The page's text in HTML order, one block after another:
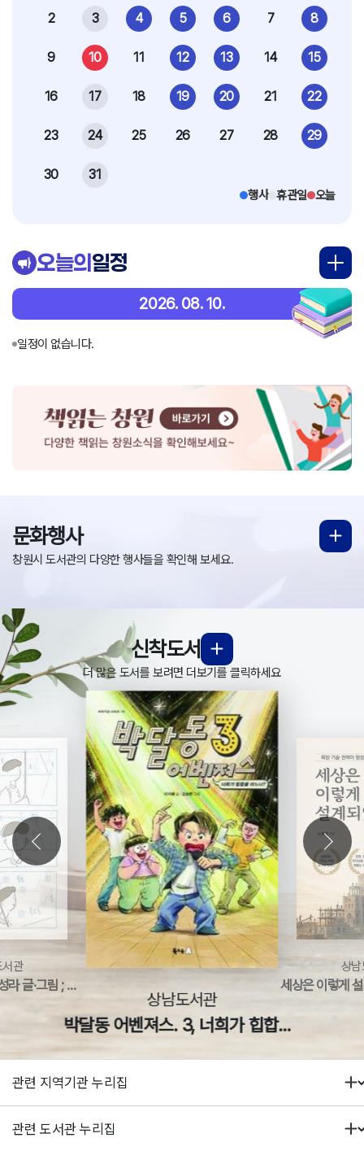
2 3 4 5 6 7 8
9 10 11 12 13 14 15
16 17 18 19 20 21 22
23 24 25 26 27 28 29
30 31
행사 휴관일 오늘
오늘의일정
2026. 08. 10.
일정이 없습니다.
문화행사
창원시 도서관의 다양한 행사들을 확인해 보세요.
신착도서
더 많은 도서를 보려면 더보기를 클릭하세요
서관
글·그림 ; 박성우 시 선정
상남도서관
박달동 어벤져스. 3, 너희가 힙합을 아느냐?
상
세상은 이렇게